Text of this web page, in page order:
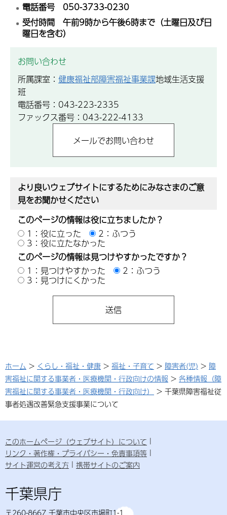
電話番号 050-3733-0230
受付時間 午前9時から午後6時まで（土曜日及び日
曜日を含む）
お問い合わせ
所属課室： 健康福祉部障害福祉事業課地域生活支援
班
電話番号：043-223-2335
ファックス番号：043-222-4133
より良いウェブサイトにするためにみなさまのご意
見をお聞かせください
このページの情報は役に立ちましたか？
1：役に立った
2：ふつう
3：役に立たなかった
このページの情報は見つけやすかったですか？
1：見つけやすかった
2：ふつう
3：見つけにくかった
ホーム > くらし・福祉・健康 > 福祉・子育て > 障害者(児) > 障
害福祉に関する事業者・医療機関・行政向けの情報 > 各種情報（障
害福祉に関する事業者・医療機関・行政向け）
> 千葉県障害福祉従
事者処遇改善緊急支援事業について
このホームページ（ウェブサイト）について
リンク・著作権・プライバシー・免責事項等
サイト運営の考え方
携帯サイトのご案内
千葉県庁
〒260-8667 千葉市中央区市場町1-1